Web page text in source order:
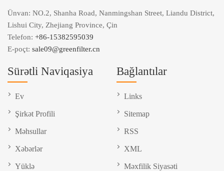
Ünvan: NO.2, Shanha Road, Nanmingshan Street, Liandu District,
Lishui City, Zhejiang Province, Çin
Telefon: +86-15382595039
E-poçt: sale09@greenfilter.cn
Sürətli Naviqasiya
Ev
Şirkət Profili
Məhsullar
Xəbərlər
Yüklə
Bağlantılar
Links
Sitemap
RSS
XML
Məxfilik Siyasəti